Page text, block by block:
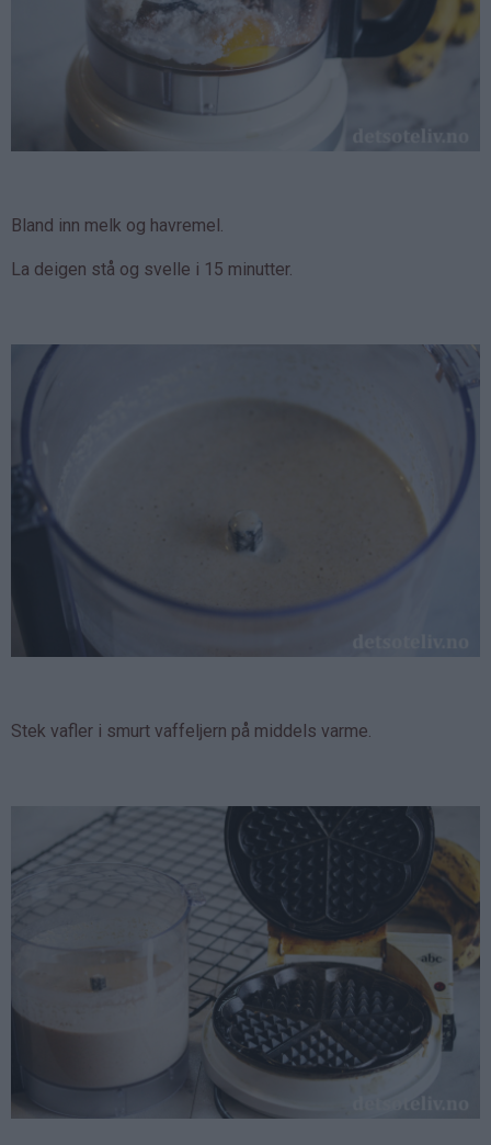
Bland inn melk og havremel.
La deigen stå og svelle i 15 minutter.
Stek vafler i smurt vaffeljern på middels varme.